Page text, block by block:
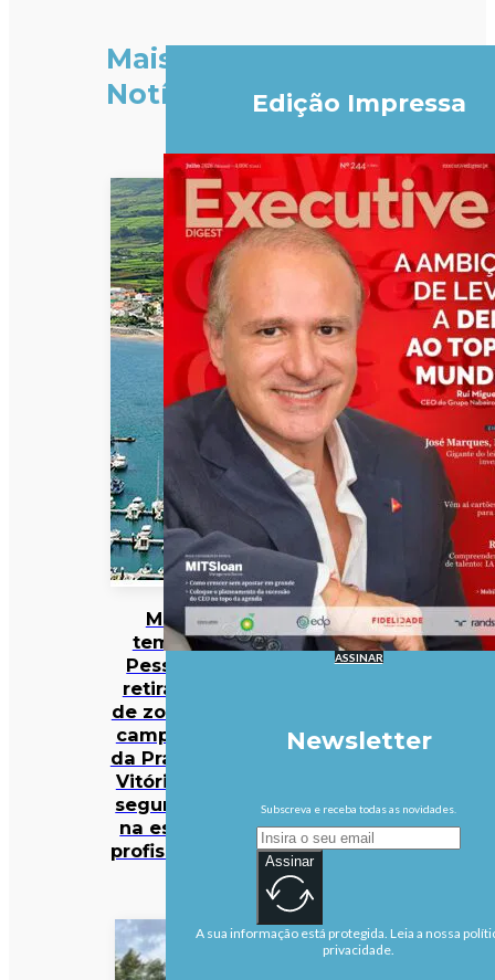
Mais
Notícias
Mau
tempo:
Pessoas
retiradas
de zona de
campismo
da Praia da
Vitória em
segurança
na escola
profissional
Edição Impressa
ASSINAR
Newsletter
Subscreva e receba todas as novidades.
Assinar
A sua informação está protegida. Leia a nossa
privacidade.